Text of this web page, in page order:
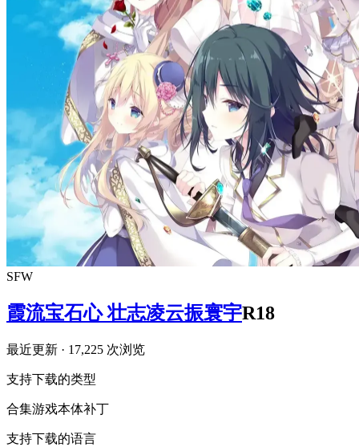
SFW
霞流宝石心 壮志凌云振寰宇R18
最近更新 · 17,225 次浏览
支持下载的类型
合集游戏本体补丁
支持下载的语言